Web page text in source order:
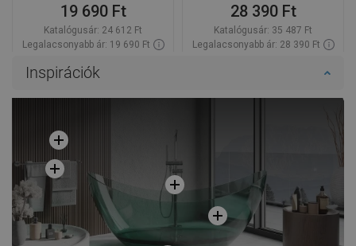
19 690 Ft
Katalógusár: 24 612 Ft
Legalacsonyabb ár: 19 690 Ft
28 390 Ft
Katalógusár: 35 487 Ft
Legalacsonyabb ár: 28 390 Ft
Inspirációk